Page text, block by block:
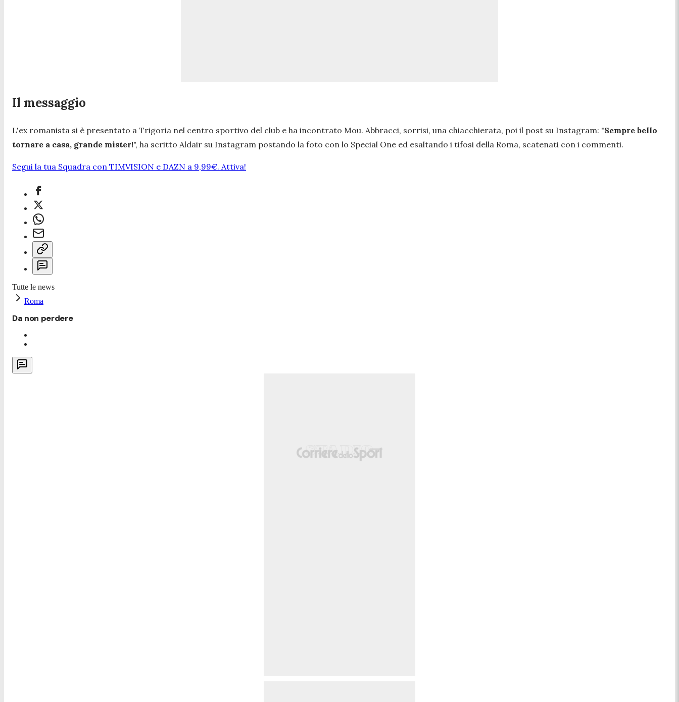
Il messaggio
L'ex romanista si è presentato a Trigoria nel centro sportivo del club e ha incontrato Mou. Abbracci, sorrisi, una chiacchierata, poi il post su Instagram: "Sempre bello
tornare a casa, grande mister!", ha scritto Aldair su Instagram postando la foto con lo Special One ed esaltando i tifosi della Roma, scatenati con i commenti.
Segui la tua Squadra con TIMVISION e DAZN a 9,99€. Attiva!
Tutte le news
Roma
Da non perdere